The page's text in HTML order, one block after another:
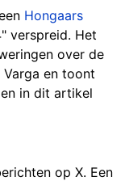
Hongaars
verspreid. Het
over de
en toont
in dit artikel
op X. Een